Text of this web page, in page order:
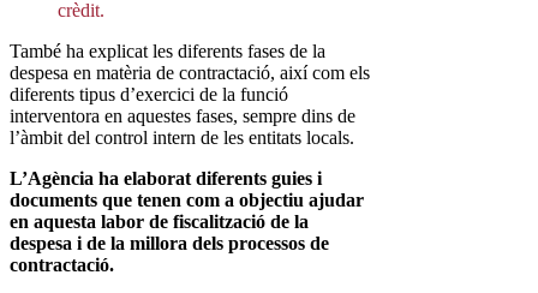
crèdit.
També ha explicat les diferents fases de la
despesa en matèria de contractació, així com els
diferents tipus d’exercici de la funció
interventora en aquestes fases, sempre dins de
l’àmbit del control intern de les entitats locals.
L’Agència ha elaborat diferents guies i
documents que tenen com a objectiu ajudar
en aquesta labor de fiscalització de la
despesa i de la millora dels processos de
contractació.